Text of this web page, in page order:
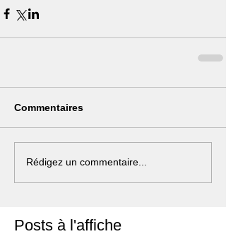
Commentaires
Rédigez un commentaire...
Posts à l'affiche